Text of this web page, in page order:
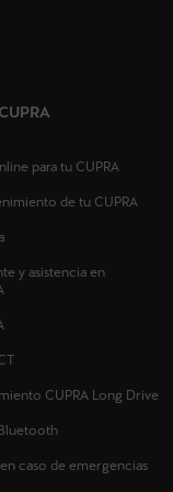
para tu CUPRA
de tu CUPRA
y asistencia en
CUPRA Long Drive
caso de emergencias